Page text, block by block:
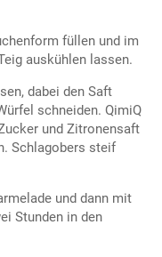
füllen und im
auskühlen lassen.
dabei den Saft
schneiden. QimiQ
und Zitronensaft
Schlagobers steif
und dann mit
Stunden in den